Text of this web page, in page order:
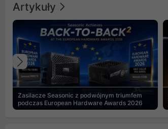
Artykuły
Zasilacze Seasonic z podwójnym triumfem
podczas European Hardware Awards 2026
Poprzedni